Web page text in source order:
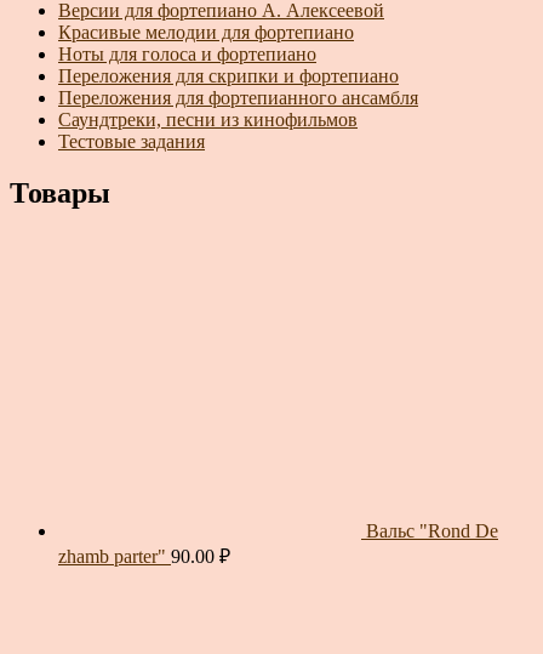
Версии для фортепиано А. Алексеевой
Красивые мелодии для фортепиано
Ноты для голоса и фортепиано
Переложения для скрипки и фортепиано
Переложения для фортепианного ансамбля
Саундтреки, песни из кинофильмов
Тестовые задания
Товары
Вальс "Rond De
zhamb parter" 90.00 ₽